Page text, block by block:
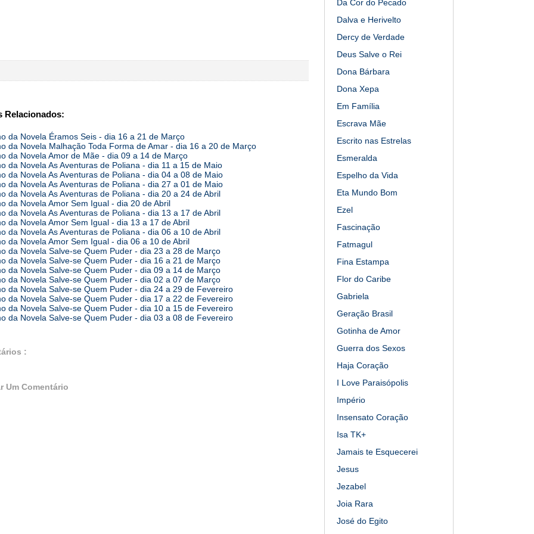
Relacionados:
da Novela Éramos Seis - dia 16 a 21 de Março
da Novela Malhação Toda Forma de Amar - dia 16 a 20 de Março
da Novela Amor de Mãe - dia 09 a 14 de Março
da Novela As Aventuras de Poliana - dia 11 a 15 de Maio
da Novela As Aventuras de Poliana - dia 04 a 08 de Maio
da Novela As Aventuras de Poliana - dia 27 a 01 de Maio
da Novela As Aventuras de Poliana - dia 20 a 24 de Abril
da Novela Amor Sem Igual - dia 20 de Abril
da Novela As Aventuras de Poliana - dia 13 a 17 de Abril
da Novela Amor Sem Igual - dia 13 a 17 de Abril
da Novela As Aventuras de Poliana - dia 06 a 10 de Abril
da Novela Amor Sem Igual - dia 06 a 10 de Abril
da Novela Salve-se Quem Puder - dia 23 a 28 de Março
da Novela Salve-se Quem Puder - dia 16 a 21 de Março
da Novela Salve-se Quem Puder - dia 09 a 14 de Março
da Novela Salve-se Quem Puder - dia 02 a 07 de Março
da Novela Salve-se Quem Puder - dia 24 a 29 de Fevereiro
da Novela Salve-se Quem Puder - dia 17 a 22 de Fevereiro
da Novela Salve-se Quem Puder - dia 10 a 15 de Fevereiro
da Novela Salve-se Quem Puder - dia 03 a 08 de Fevereiro
:
Um Comentário
Da Cor do Pecado
Dalva e Herivelto
Dercy de Verdade
Deus Salve o Rei
Dona Bárbara
Dona Xepa
Em Família
Escrava Mãe
Escrito nas Estrelas
Esmeralda
Espelho da Vida
Eta Mundo Bom
Ezel
Fascinação
Fatmagul
Fina Estampa
Flor do Caribe
Gabriela
Geração Brasil
Gotinha de Amor
Guerra dos Sexos
Haja Coração
I Love Paraisópolis
Império
Insensato Coração
Isa TK+
Jamais te Esquecerei
Jesus
Jezabel
Joia Rara
José do Egito